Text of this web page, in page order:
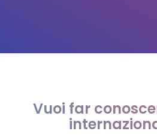
Vuoi far